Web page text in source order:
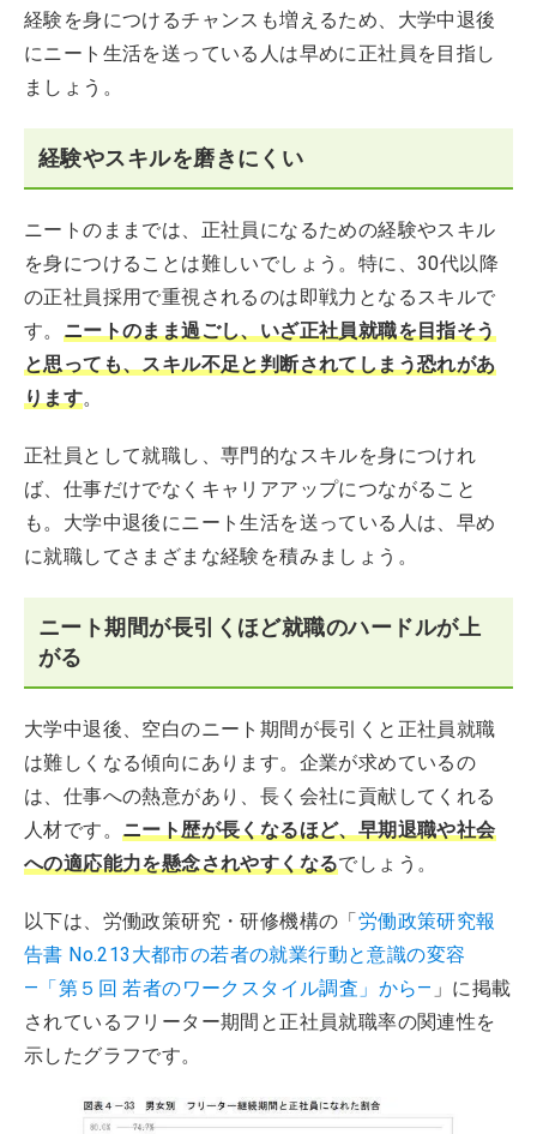
経験を身につけるチャンスも増えるため、大学中退後
にニート生活を送っている人は早めに正社員を目指し
ましょう。
経験やスキルを磨きにくい
ニートのままでは、正社員になるための経験やスキル
を身につけることは難しいでしょう。特に、30代以降
の正社員採用で重視されるのは即戦力となるスキルで
す。 ニートのまま過ごし、いざ正社員就職を目指そう
と思っても、スキル不足と判断されてしまう恐れがあ
ります。
正社員として就職し、専門的なスキルを身につけれ
ば、仕事だけでなくキャリアアップにつながること
も。大学中退後にニート生活を送っている人は、早め
に就職してさまざまな経験を積みましょう。
ニート期間が長引くほど就職のハードルが上
がる
大学中退後、空白のニート期間が長引くと正社員就職
は難しくなる傾向にあります。企業が求めているの
は、仕事への熱意があり、長く会社に貢献してくれる
人材です。 ニート歴が長くなるほど、早期退職や社会
への適応能力を懸念されやすくなるでしょう。
以下は、労働政策研究・研修機構の「 労働政策研究報
告書 No.213大都市の若者の就業行動と意識の変容
―「第５回 若者のワークスタイル調査」から― 」に掲載
されているフリーター期間と正社員就職率の関連性を
示したグラフです。